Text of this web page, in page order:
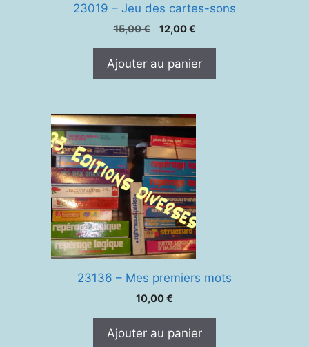
23019 – Jeu des cartes-sons
15,00€
Le
était :
12,00€Le
est :
Ajouter au panier
23136 – Mes premiers mots
10,00€
Ajouter au panier